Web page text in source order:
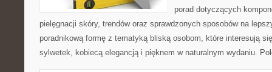
porad dotyczących
pielęgnacji skóry, trendów oraz sprawdzonych sposobów na
poradnikową formę z tematyką bliską osobom, które interesują
sylwetek, kobiecą elegancją i pięknem w naturalnym wydaniu.